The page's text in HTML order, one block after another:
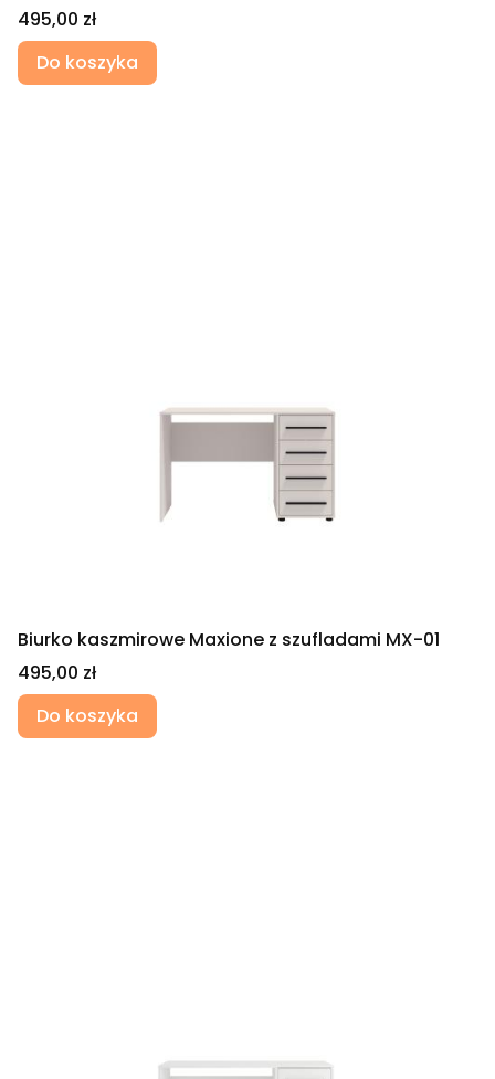
Cena
495,00 zł
Do koszyka
Biurko kaszmirowe Maxione z szufladami MX-01
Cena
495,00 zł
Do koszyka